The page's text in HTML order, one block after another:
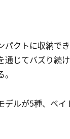
パクトに収納で
通じてバズり続
ルが5種、ベイ